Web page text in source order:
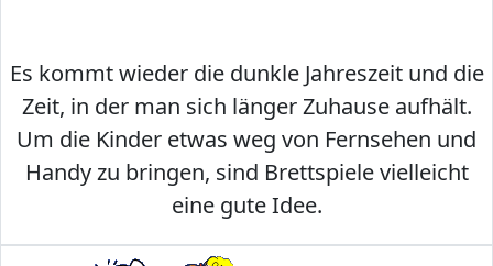
Es kommt wieder die dunkle Jahreszeit und die
Zeit, in der man sich länger Zuhause aufhält.
Um die Kinder etwas weg von Fernsehen und
Handy zu bringen, sind Brettspiele vielleicht
eine gute Idee.